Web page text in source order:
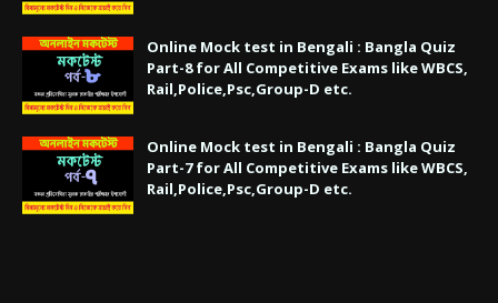
Online Mock test in Bengali : Bangla Quiz
Part-8 for All Competitive Exams like WBCS,
Rail,Police,Psc,Group-D etc.
Online Mock test in Bengali : Bangla Quiz
Part-7 for All Competitive Exams like WBCS,
Rail,Police,Psc,Group-D etc.